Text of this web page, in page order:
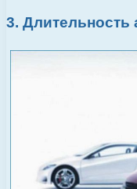
3. Длительность